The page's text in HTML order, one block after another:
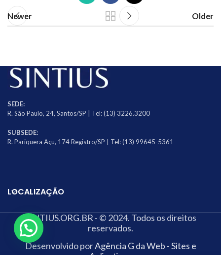
Newer Older
SEDE:
R. São Paulo, 24, Santos/SP | Tel: (13) 3226.3200
SUBSEDE:
R. Pariquera Açu, 174 Registro/SP | Tel: (13) 99645-5361
LOCALIZAÇÃO
SINTIUS.ORG.BR - © 2024. Todos os direitos
reservados.
Desenvolvido porAgência G da Web - Sites e